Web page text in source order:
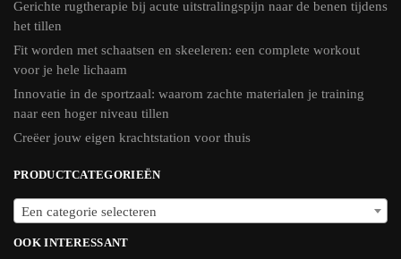
Gerichte rugtherapie bij acute uitstralingspijn naar de benen tijdens
het tillen
Fit worden met schaatsen en skeeleren: een complete workout
voor je hele lichaam
Innovatie in de sportzaal: waarom zachte materialen je training
naar een hoger niveau tillen
Creëer jouw eigen krachtstation voor thuis
PRODUCTCATEGORIEËN
Een categorie selecteren
OOK INTERESSANT